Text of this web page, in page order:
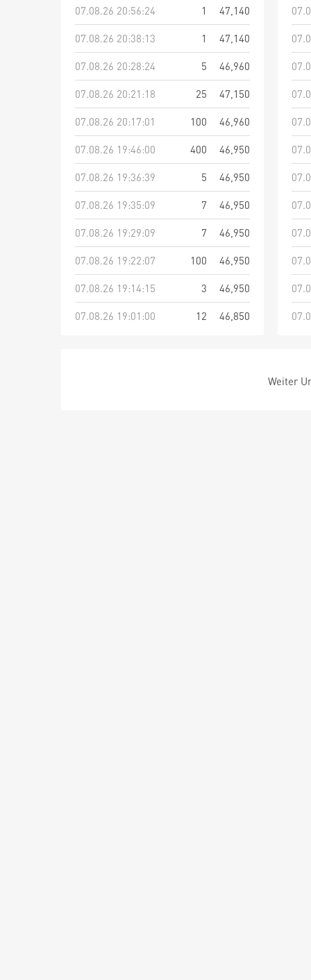
07.08.26 20:56:24
1
47,140
07.08.26 20:38:13
1
47,140
07.08.26 20:28:24
5
46,960
07.08.26 20:21:18
25
47,150
07.08.26 20:17:01
100
46,960
07.08.26 19:46:00
400
46,950
07.08.26 19:36:39
5
46,950
07.08.26 19:35:09
7
46,950
07.08.26 19:29:09
7
46,950
07.08.26 19:22:07
100
46,950
07.08.26 19:14:15
3
46,950
07.08.26 19:01:00
12 46,850
Weiter